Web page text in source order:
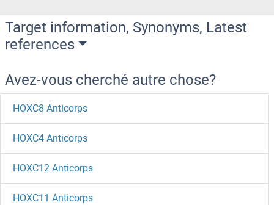
Target information, Synonyms, Latest
references
Avez-vous cherché autre chose?
HOXC8 Anticorps
HOXC4 Anticorps
HOXC12 Anticorps
HOXC11 Anticorps